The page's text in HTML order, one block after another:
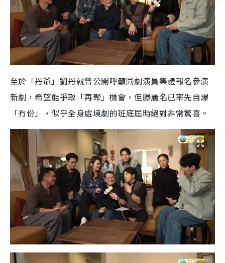
至於「丹爺」劉丹就曾公開呼籲同劇演員集體報名參演
新劇，希望能爭取「再聚」機會，但滕麗名已率先自爆
「冇份」，似乎全身處境劇的班底屆時絕對非常驚喜。